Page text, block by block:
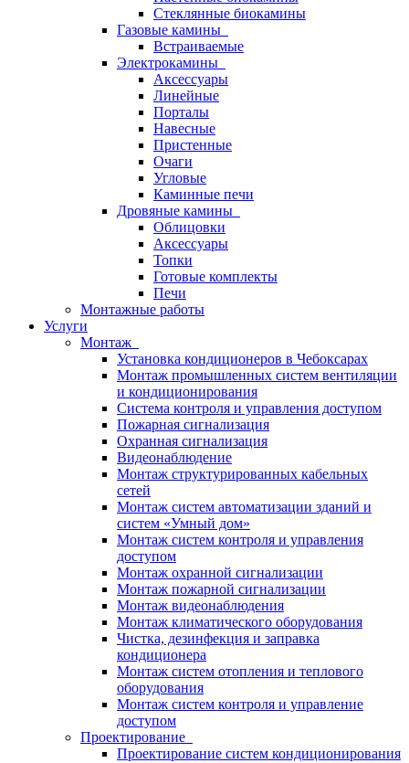
Стеклянные биокамины
Газовые камины
Встраиваемые
Электрокамины
Аксессуары
Линейные
Порталы
Навесные
Пристенные
Очаги
Угловые
Каминные печи
Дровяные камины
Облицовки
Аксессуары
Топки
Готовые комплекты
Печи
Монтажные работы
Услуги
Монтаж
Установка кондиционеров в Чебоксарах
Монтаж промышленных систем вентиляции
и кондиционирования
Система контроля и управления доступом
Пожарная сигнализация
Охранная сигнализация
Видеонаблюдение
Монтаж структурированных кабельных
сетей
Монтаж систем автоматизации зданий и
систем «Умный дом»
Монтаж систем контроля и управления
доступом
Монтаж охранной сигнализации
Монтаж пожарной сигнализации
Монтаж видеонаблюдения
Монтаж климатического оборудования
Чистка, дезинфекция и заправка
кондиционера
Монтаж систем отопления и теплового
оборудования
Монтаж систем контроля и управление
доступом
Проектирование
Проектирование систем кондиционирования